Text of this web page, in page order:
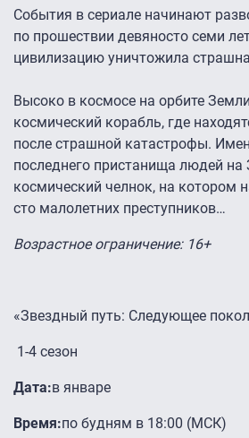
События в сериале начинают
по прошествии девяносто семи
цивилизацию уничтожила
Высоко в космосе на орбите
космический корабль, где
после страшной катастрофы.
последнего пристанища людей
космический челнок, на котором
сто малолетних преступников…
Возрастное ограничение: 16+
«Звездный путь: Следующее
1-4 сезон
Дата:в январе
Время:по будням в 18:00 (МСК)